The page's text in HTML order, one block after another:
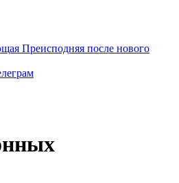
Преисподняя после нового